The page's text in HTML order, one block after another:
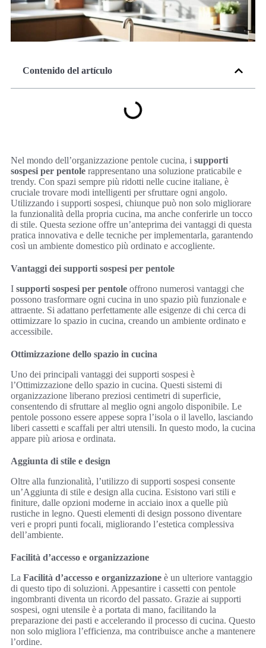
Contenido del artículo
Nel mondo dell’organizzazione pentole cucina, i supporti
sospesi per pentole rappresentano una soluzione praticabile e
trendy. Con spazi sempre più ridotti nelle cucine italiane, è
cruciale trovare modi intelligenti per sfruttare ogni angolo.
Utilizzando i supporti sospesi, chiunque può non solo migliorare
la funzionalità della propria cucina, ma anche conferirle un tocco
di stile. Questa sezione offre un’anteprima dei vantaggi di questa
pratica innovativa e delle tecniche per implementarla, garantendo
così un ambiente domestico più ordinato e accogliente.
Vantaggi dei supporti sospesi per pentole
I supporti sospesi per pentole offrono numerosi vantaggi che
possono trasformare ogni cucina in uno spazio più funzionale e
attraente. Si adattano perfettamente alle esigenze di chi cerca di
ottimizzare lo spazio in cucina, creando un ambiente ordinato e
accessibile.
Ottimizzazione dello spazio in cucina
Uno dei principali vantaggi dei supporti sospesi è
l’Ottimizzazione dello spazio in cucina. Questi sistemi di
organizzazione liberano preziosi centimetri di superficie,
consentendo di sfruttare al meglio ogni angolo disponibile. Le
pentole possono essere appese sopra l’isola o il lavello, lasciando
liberi cassetti e scaffali per altri utensili. In questo modo, la cucina
appare più ariosa e ordinata.
Aggiunta di stile e design
Oltre alla funzionalità, l’utilizzo di supporti sospesi consente
un’Aggiunta di stile e design alla cucina. Esistono vari stili e
finiture, dalle opzioni moderne in acciaio inox a quelle più
rustiche in legno. Questi elementi di design possono diventare
veri e propri punti focali, migliorando l’estetica complessiva
dell’ambiente.
Facilità d’accesso e organizzazione
La Facilità d’accesso e organizzazione è un ulteriore vantaggio
di questo tipo di soluzioni. Appesantire i cassetti con pentole
ingombranti diventa un ricordo del passato. Grazie ai supporti
sospesi, ogni utensile è a portata di mano, facilitando la
preparazione dei pasti e accelerando il processo di cucina. Questo
non solo migliora l’efficienza, ma contribuisce anche a mantenere
l’ordine.